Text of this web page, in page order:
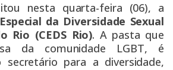
nesta quarta-feira (06), a
da Diversidade Sexual
Rio (CEDS Rio). A pasta que
da comunidade LGBT, é
secretário para a diversidade,